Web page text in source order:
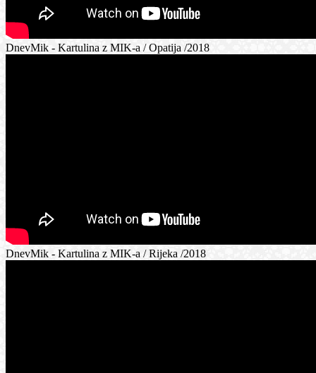
DnevMik - Kartulina z MIK-a / Opatija /2018
DnevMik - Kartulina z MIK-a / Rijeka /2018